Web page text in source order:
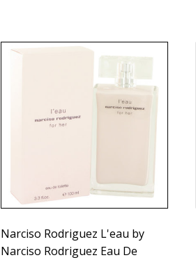
Narciso Rodriguez L'eau by
Narciso Rodriguez Eau De